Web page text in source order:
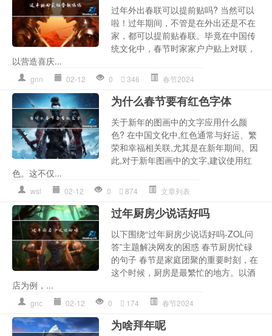
过年外出春联可以提前贴吗? 当然可以
啦！过年期间，不管是在外出还是不在
家，都可以提前贴春联。毕竟在中国传
统文化中，春节时家家户户贴上对联，
以营造喜庆...
gnn 02-12 0 346 春节2024
为什么春节要有红色字体
关于新年的图画中的文字应用什么颜
色? 在中国文化中,红色通常与好运、繁
荣和幸福相关联,尤其是在新年期间。因
此,对于新年图画中的文字,建议使用红
色。这不仅...
wsl 02-12 0 874 文章列表
过年厨房少说话好吗
以下围绕“过年厨房少说话好吗-ZOL问
答”主题解决网友的困惑 春节厨房忙碌
的句子 春节是家庭团聚的重要时刻，在
这个时候，厨房是最繁忙的地方。以酒
店为例，...
gnc 02-12 0 174 春节2024
为啥拜年呢